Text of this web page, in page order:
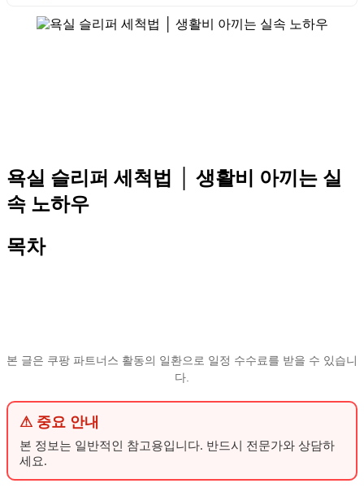
욕실 슬리퍼 세척법 │ 생활비 아끼는 실
속 노하우
목차
본 글은 쿠팡 파트너스 활동의 일환으로 일정 수수료를 받을 수 있습니
다.
⚠ 중요 안내
본 정보는 일반적인 참고용입니다. 반드시 전문가와 상담하
세요.